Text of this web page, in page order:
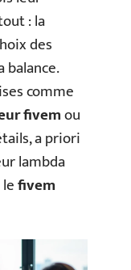
: la
des
balance.
comme
fivemou
a priori
lambda
fivem